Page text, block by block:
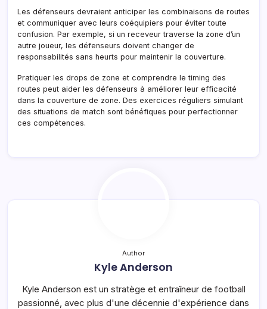
Les défenseurs devraient anticiper les combinaisons de routes
et communiquer avec leurs coéquipiers pour éviter toute
confusion. Par exemple, si un receveur traverse la zone d’un
autre joueur, les défenseurs doivent changer de
responsabilités sans heurts pour maintenir la couverture.
Pratiquer les drops de zone et comprendre le timing des
routes peut aider les défenseurs à améliorer leur efficacité
dans la couverture de zone. Des exercices réguliers simulant
des situations de match sont bénéfiques pour perfectionner
ces compétences.
Author
Kyle Anderson
Kyle Anderson est un stratège et entraîneur de football
passionné, avec plus d'une décennie d'expérience dans